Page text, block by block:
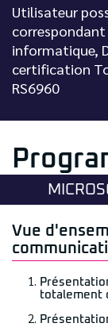
Utilisateur
informatique,
certification
RS6960
Vue
totalement